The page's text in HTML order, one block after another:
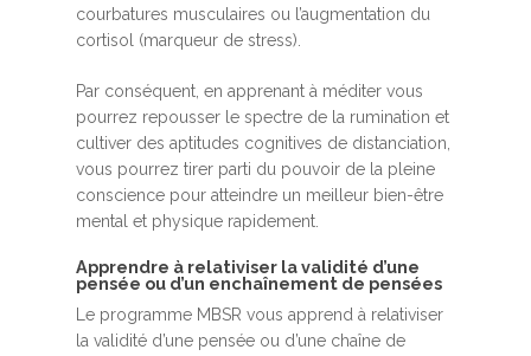
courbatures musculaires ou l’augmentation du
cortisol (marqueur de stress).
Par conséquent, en apprenant à méditer vous
pourrez repousser le spectre de la rumination et
cultiver des aptitudes cognitives de distanciation,
vous pourrez tirer parti du pouvoir de la pleine
conscience pour atteindre un meilleur bien-être
mental et physique rapidement.
Apprendre à relativiser la validité d’une
pensée ou d’un enchaînement de pensées
Le programme MBSR vous apprend à relativiser
la validité d’une pensée ou d’une chaîne de